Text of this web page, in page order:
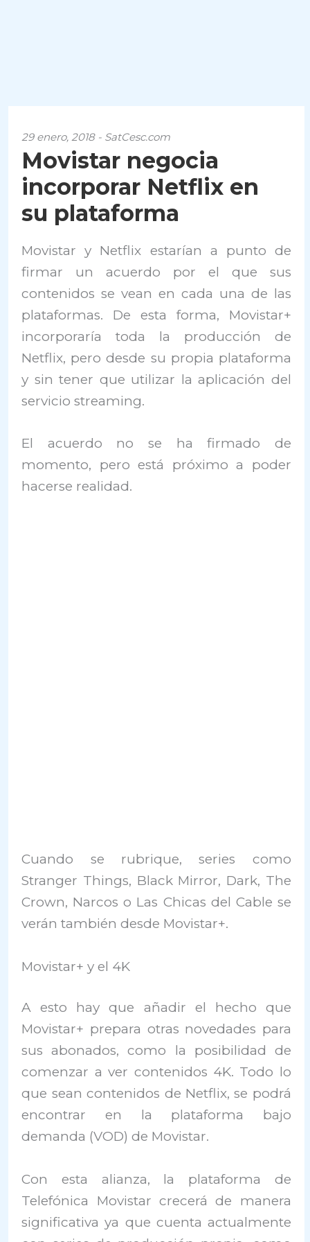
29 enero, 2018 - SatCesc.com
Movistar negocia
incorporar Netflix en
su plataforma
Movistar y Netflix estarían a punto de
firmar un acuerdo por el que sus
contenidos se vean en cada una de las
plataformas. De esta forma, Movistar+
incorporaría toda la producción de
Netflix, pero desde su propia plataforma
y sin tener que utilizar la aplicación del
servicio streaming.
El acuerdo no se ha firmado de
momento, pero está próximo a poder
hacerse realidad.
Cuando se rubrique, series como
Stranger Things, Black Mirror, Dark, The
Crown, Narcos o Las Chicas del Cable se
verán también desde Movistar+.
Movistar+ y el 4K
A esto hay que añadir el hecho que
Movistar+ prepara otras novedades para
sus abonados, como la posibilidad de
comenzar a ver contenidos 4K. Todo lo
que sean contenidos de Netflix, se podrá
encontrar en la plataforma bajo
demanda (VOD) de Movistar.
Con esta alianza, la plataforma de
Telefónica Movistar crecerá de manera
significativa ya que cuenta actualmente